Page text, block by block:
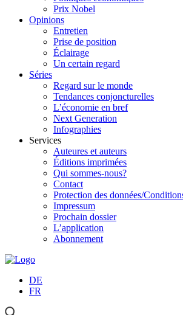
Prix Nobel
Opinions
Entretien
Prise de position
Éclairage
Un certain regard
Séries
Regard sur le monde
Tendances conjoncturelles
L’économie en bref
Next Generation
Infographies
Services
Auteures et auteurs
Éditions imprimées
Qui sommes-nous?
Contact
Protection des données/
Impressum
Prochain dossier
L’application
Abonnement
DE
FR